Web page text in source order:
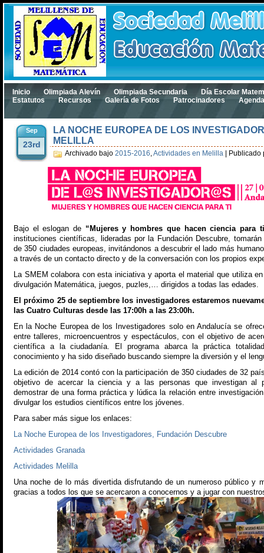
Inicio Olimpiada Alevín Olimpiada Secundaria
Día Escolar
Estatutos
Recursos Galería de Fotos Patrocinadores
Sep
23rd
LA NOCHE EUROPEA DE LOS
MELILLA
Archivado bajo 2015-2016,Actividades en Melilla Publicado
Bajo el eslogan de “Mujeres y hombres que hacen ciencia para
instituciones científicas, lideradas por la Fundación Descubre,
de 350 ciudades europeas, invitándonos a descubrir el lado más
a través de un contacto directo y de la conversación con los propios
La SMEM colabora con esta iniciativa y aporta el material que utiliza
divulgación Matemática, juegos, puzles,… dirigidos a todas las edades.
El próximo 25 de septiembre los investigadores estaremos
las Cuatro Culturas desde las 17:00h a las 23:00h.
En la Noche Europea de los Investigadores solo en Andalucía se
entre talleres, microencuentros y espectáculos, con el objetivo de
científica a la ciudadanía. El programa abarca la práctica
conocimiento y ha sido diseñado buscando siempre la diversión y el
La edición de 2014 contó con la participación de 350 ciudades de 32
objetivo de acercar la ciencia y a las personas que investigan al
demostrar de una forma práctica y lúdica la relación entre
divulgar los estudios científicos entre los jóvenes.
Para saber más sigue los enlaces:
La Noche Europea de los Investigadores, Fundación Descubre
Actividades Granada
Actividades Melilla
Una noche de lo más divertida disfrutando de un numeroso público y
gracias a todos los que se acercaron a conocernos y a jugar con